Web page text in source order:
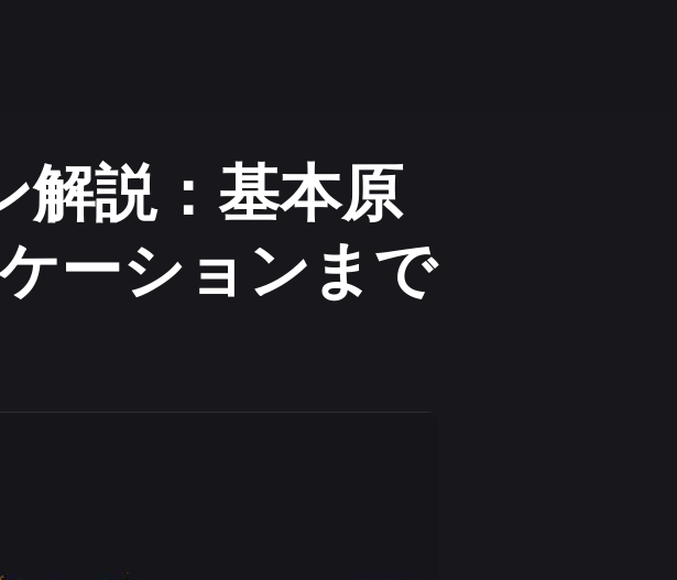
解説：基本原
ーションまで